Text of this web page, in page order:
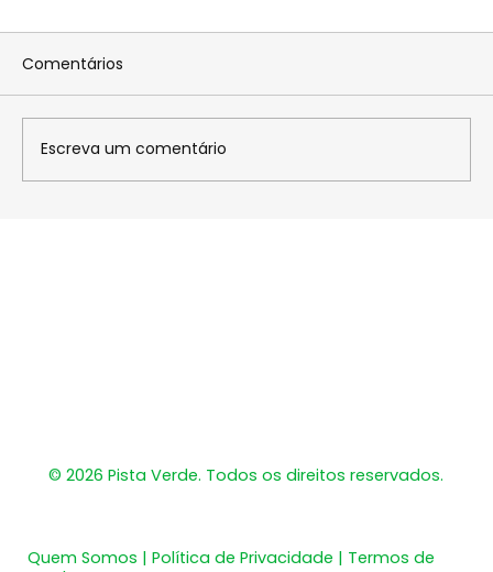
Comentários
Escreva um comentário
​© 2026 Pista Verde. Todos os direitos reservados.
Quem Somos | Política de Privacidade | Termos de